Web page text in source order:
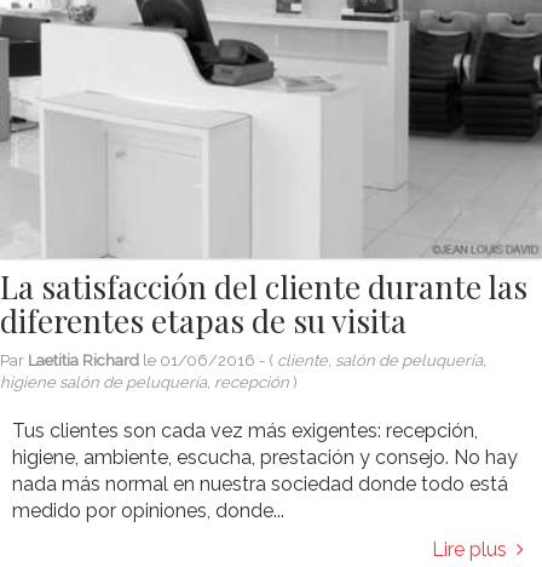
La satisfacción del cliente durante las
diferentes etapas de su visita
Par Laetitia Richard le 01/06/2016 - ( cliente, salón de peluquería,
higiene salón de peluquería, recepción )
Tus clientes son cada vez más exigentes: recepción,
higiene, ambiente, escucha, prestación y consejo. No hay
nada más normal en nuestra sociedad donde todo está
medido por opiniones, donde...
Lire plus